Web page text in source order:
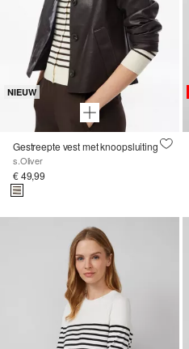
NIEUW
Gestreepte vest met knoopsluiting
s.Oliver
€ 49,99